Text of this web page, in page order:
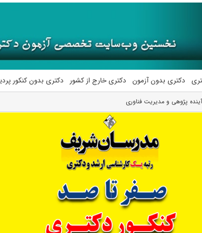
دکتری بدون آزمون دکتری خارج از کشور دکتری بدون کنکور
پژوهی و ﻣﺪﻳﺮﻳﺖ فناوری